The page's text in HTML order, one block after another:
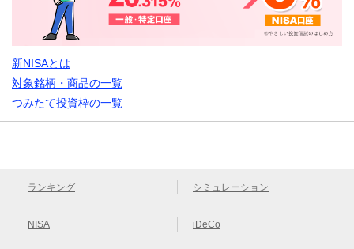
新NISAとは
対象銘柄・商品の一覧
つみたて投資枠の一覧
ランキング シミュレーション
NISA iDeCo